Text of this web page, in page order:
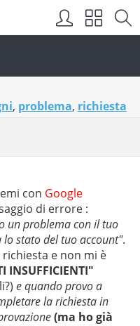
, problema, richiesta
con Google
di errore :
un problema con il tuo
lo stato del tuo account".
e non mi è
INSUFFICIENTI"
e quando provo a
la richiesta in
(ma ho già